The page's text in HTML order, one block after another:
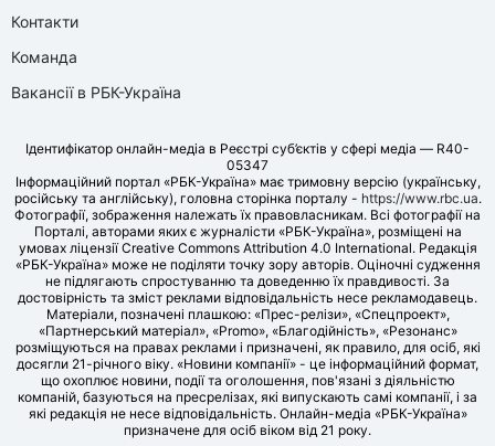
Контакти
Команда
Вакансії в РБК-Україна
Ідентифікатор онлайн-медіа в Реєстрі суб’єктів у сфері медіа — R40-
05347
Інформаційний портал «РБК-Україна» має тримовну версію (українську,
російську та англійську), головна сторінка порталу - https://www.rbc.ua.
Фотографії, зображення належать їх правовласникам. Всі фотографії на
Порталі, авторами яких є журналісти «РБК-Україна», розміщені на
умовах ліцензії Creative Commons Attribution 4.0 International. Редакція
«РБК-Україна» може не поділяти точку зору авторів. Оціночні судження
не підлягають спростуванню та доведенню їх правдивості. За
достовірність та зміст реклами відповідальність несе рекламодавець.
Матеріали, позначені плашкою: «Прес-релізи», «Спецпроект»,
«Партнерський матеріал», «Promo», «Благодійність», «Резонанс»
розміщуються на правах реклами і призначені, як правило, для осіб, які
досягли 21-річного віку. «Новини компанії» - це інформаційний формат,
що охоплює новини, події та оголошення, пов'язані з діяльністю
компаній, базуються на пресрелізах, які випускають самі компанії, і за
які редакція не несе відповідальність. Онлайн-медіа «РБК-Україна»
призначене для осіб віком від 21 року.